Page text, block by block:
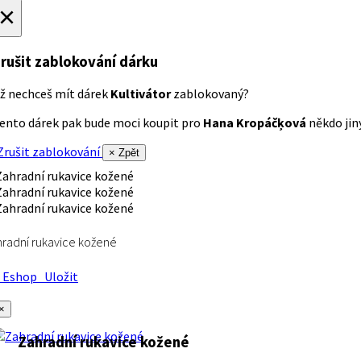
zablokování dárku
nechceš mít dárek Kultivátorzablokovaný?
dárek pak bude moci koupit pro Hana Kropáčķová někdo
zablokování
× Zpět
rukavice kožené
Uložit
Zahradní rukavice kožené